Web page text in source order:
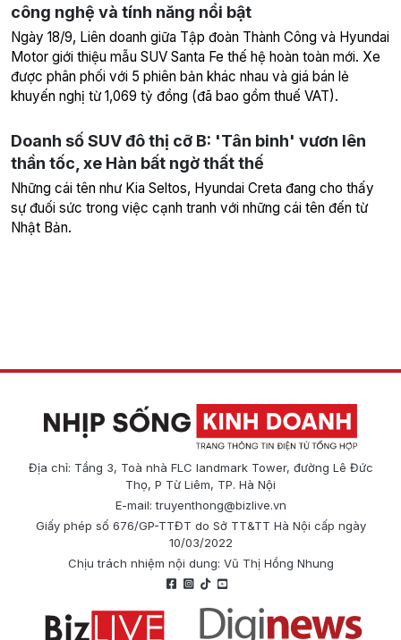
công nghệ và tính năng nổi bật
Ngày 18/9, Liên doanh giữa Tập đoàn Thành Công và Hyundai
Motor giới thiệu mẫu SUV Santa Fe thế hệ hoàn toàn mới. Xe
được phân phối với 5 phiên bản khác nhau và giá bán lẻ
khuyến nghị từ 1,069 tỷ đồng (đã bao gồm thuế VAT).
Doanh số SUV đô thị cỡ B: 'Tân binh' vươn lên
thần tốc, xe Hàn bất ngờ thất thế
Những cái tên như Kia Seltos, Hyundai Creta đang cho thấy
sự đuối sức trong việc cạnh tranh với những cái tên đến từ
Nhật Bản.
Địa chỉ: Tầng 3, Toà nhà FLC landmark Tower, đường Lê Đức
Thọ, P Từ Liêm, TP. Hà Nội
E-mail:truyenthong@bizlive.vn
Giấy phép số 676/GP-TTĐT do Sở TT&TT Hà Nội cấp ngày
10/03/2022
Chịu trách nhiệm nội dung: Vũ Thị Hồng Nhung